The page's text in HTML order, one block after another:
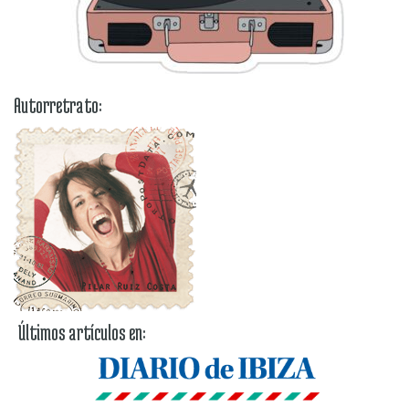
Autorretrato:
Últimos artículos en: